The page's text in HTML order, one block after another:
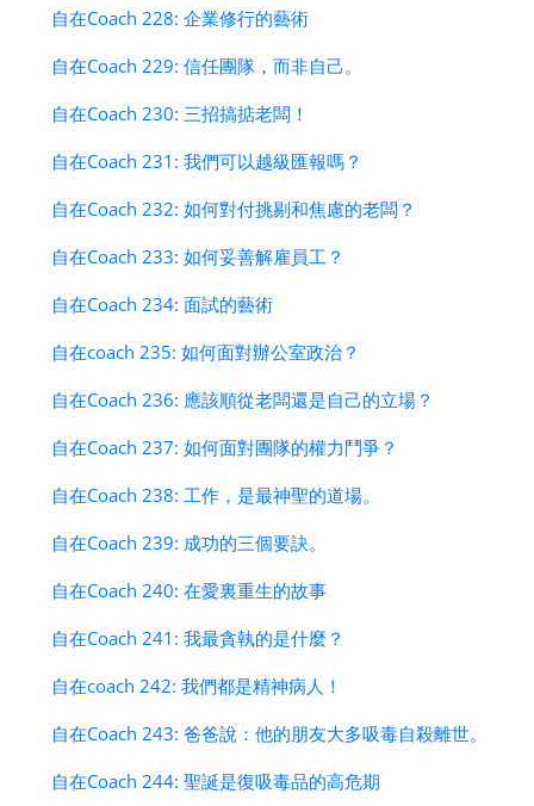
自在Coach 228: 企業修行的藝術
自在Coach 229: 信任團隊，而非自己。
自在Coach 230: 三招搞掂老闆！
自在Coach 231: 我們可以越級匯報嗎？
自在Coach 232: 如何對付挑剔和焦慮的老闆？
自在Coach 233: 如何妥善解雇員工？
自在Coach 234: 面試的藝術
自在coach 235: 如何面對辦公室政治？
自在Coach 236: 應該順從老闆還是自己的立場？
自在Coach 237: 如何面對團隊的權力鬥爭？
自在Coach 238: 工作，是最神聖的道場。
自在Coach 239: 成功的三個要訣。
自在Coach 240: 在愛裏重生的故事
自在Coach 241: 我最貪執的是什麼？
自在coach 242: 我們都是精神病人！
自在Coach 243: 爸爸說：他的朋友大多吸毒自殺離世。
自在Coach 244: 聖誕是復吸毒品的高危期